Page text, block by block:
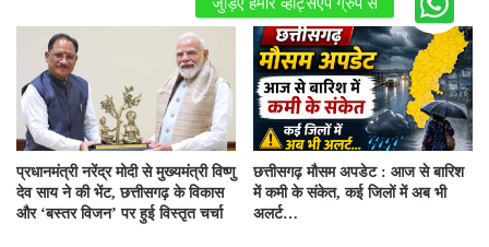
प्रधानमंत्री नरेंद्र मोदी से मुख्यमंत्री विष्णु
देव साय ने की भेंट, छत्तीसगढ़ के विकास
और ‘बस्तर विजन’ पर हुई विस्तृत चर्चा
छत्तीसगढ़ मौसम अपडेट : आज से बारिश
में कमी के संकेत, कई जिलों में अब भी
अलर्ट…